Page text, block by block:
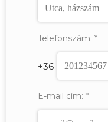
Telefonszám: *
+36
E-mail cím: *